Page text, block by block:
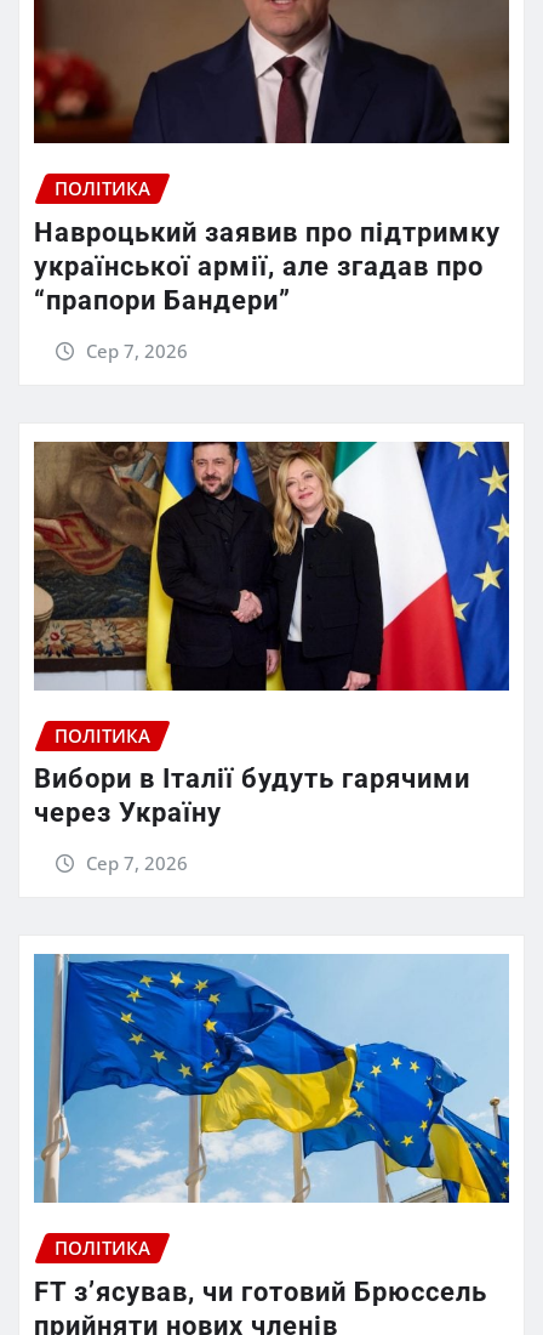
ПОЛІТИКА
Навроцький заявив про підтримку
української армії, але згадав про
“прапори Бандери”
Сер 7, 2026
ПОЛІТИКА
Вибори в Італії будуть гарячими
через Україну
Сер 7, 2026
ПОЛІТИКА
FT зʼясував, чи готовий Брюссель
прийняти нових членів